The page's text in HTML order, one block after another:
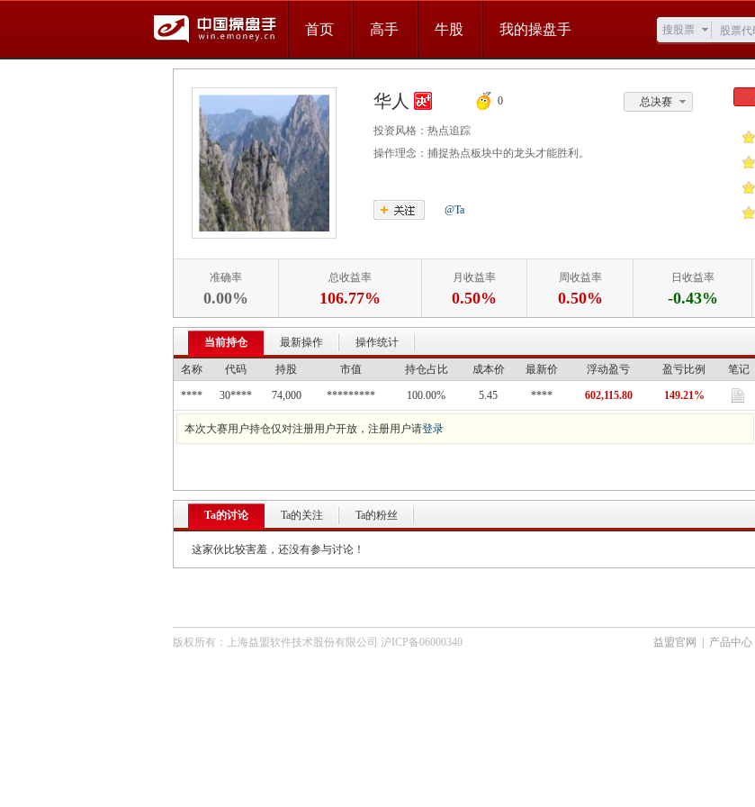
首页 高手 牛股 我的操盘手 搜股票
华人 0 总决赛
投资风格： 热点追踪
操作理念： 捕捉热点板块中的龙头才能胜利。
@Ta
准确率
0.00%
总收益率
106.77%
月收益率
0.50%
周收益率
0.50%
日收益率
-0.43%
当前持仓 最新操作 操作统计
名称 代码 持股 市值 持仓占比 成本价 最新价 浮动盈亏 盈亏比例 笔记
**** 30**** 74,000 ********* 100.00% 5.45 **** 602,115.80 149.21%
本次大赛用户持仓仅对注册用户开放，注册用户请登录
Ta的讨论 Ta的关注 Ta的粉丝
这家伙比较害羞，还没有参与讨论！
版权所有：上海益盟软件技术股份有限公司 沪ICP备06000340 益盟官网 产品中心